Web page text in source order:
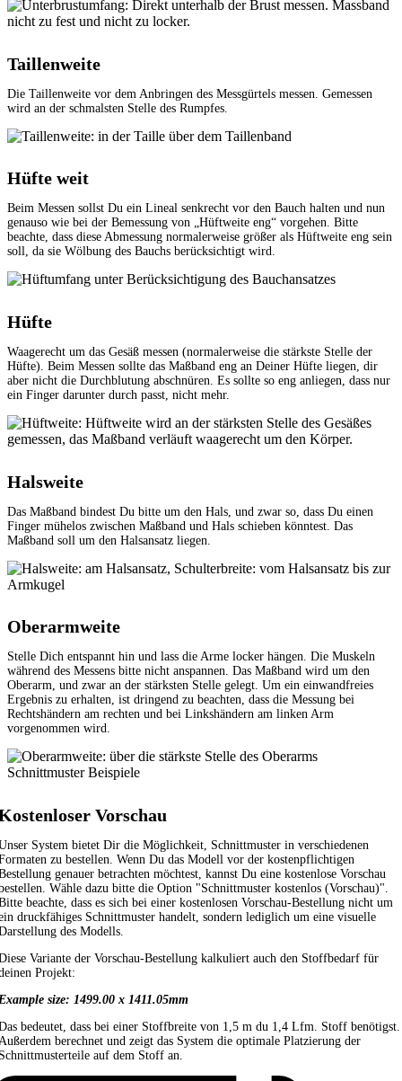
Taillenweite
Die Taillenweite vor dem Anbringen des Messgürtels messen. Gemessen
wird an der schmalsten Stelle des Rumpfes.
Hüfte weit
Beim Messen sollst Du ein Lineal senkrecht vor den Bauch halten und nun
genauso wie bei der Bemessung von „Hüftweite eng“ vorgehen. Bitte
beachte, dass diese Abmessung normalerweise größer als Hüftweite eng sein
soll, da sie Wölbung des Bauchs berücksichtigt wird.
Hüfte
Waagerecht um das Gesäß messen (normalerweise die stärkste Stelle der
Hüfte). Beim Messen sollte das Maßband eng an Deiner Hüfte liegen, dir
aber nicht die Durchblutung abschnüren. Es sollte so eng anliegen, dass nur
ein Finger darunter durch passt, nicht mehr.
Halsweite
Das Maßband bindest Du bitte um den Hals, und zwar so, dass Du einen
Finger mühelos zwischen Maßband und Hals schieben könntest. Das
Maßband soll um den Halsansatz liegen.
Oberarmweite
Stelle Dich entspannt hin und lass die Arme locker hängen. Die Muskeln
während des Messens bitte nicht anspannen. Das Maßband wird um den
Oberarm, und zwar an der stärksten Stelle gelegt. Um ein einwandfreies
Ergebnis zu erhalten, ist dringend zu beachten, dass die Messung bei
Rechtshändern am rechten und bei Linkshändern am linken Arm
vorgenommen wird.
Schnittmuster Beispiele
Vorschau
System bietet Dir die Möglichkeit, Schnittmuster in verschiedenen
zu bestellen. Wenn Du das Modell vor der kostenpflichtigen
genauer betrachten möchtest, kannst Du eine kostenlose Vorschau
Wähle dazu bitte die Option "Schnittmuster kostenlos (Vorschau)".
beachte, dass es sich bei einer kostenlosen Vorschau-Bestellung nicht um
druckfähiges Schnittmuster handelt, sondern lediglich um eine visuelle
des Modells.
Variante der Vorschau-Bestellung kalkuliert auch den Stoffbedarf für
Projekt:
size: 1499.00 x 1411.05mm
bedeutet, dass bei einer Stoffbreite von 1,5 m du 1,4 Lfm. Stoff benötigst.
berechnet und zeigt das System die optimale Platzierung der
auf dem Stoff an.